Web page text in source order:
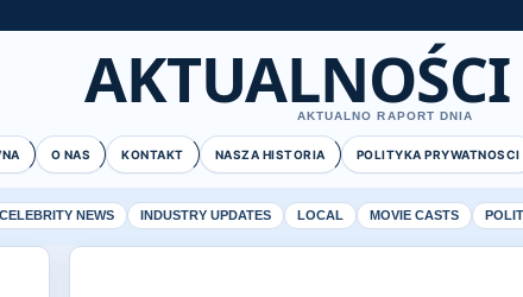
AKTUALNO RAPORT DNIA
O NAS KONTAKT NASZA HISTORIA POLITYKA PRYWATNOSCI
CELEBRITY NEWS INDUSTRY UPDATES LOCAL MOVIE CASTS